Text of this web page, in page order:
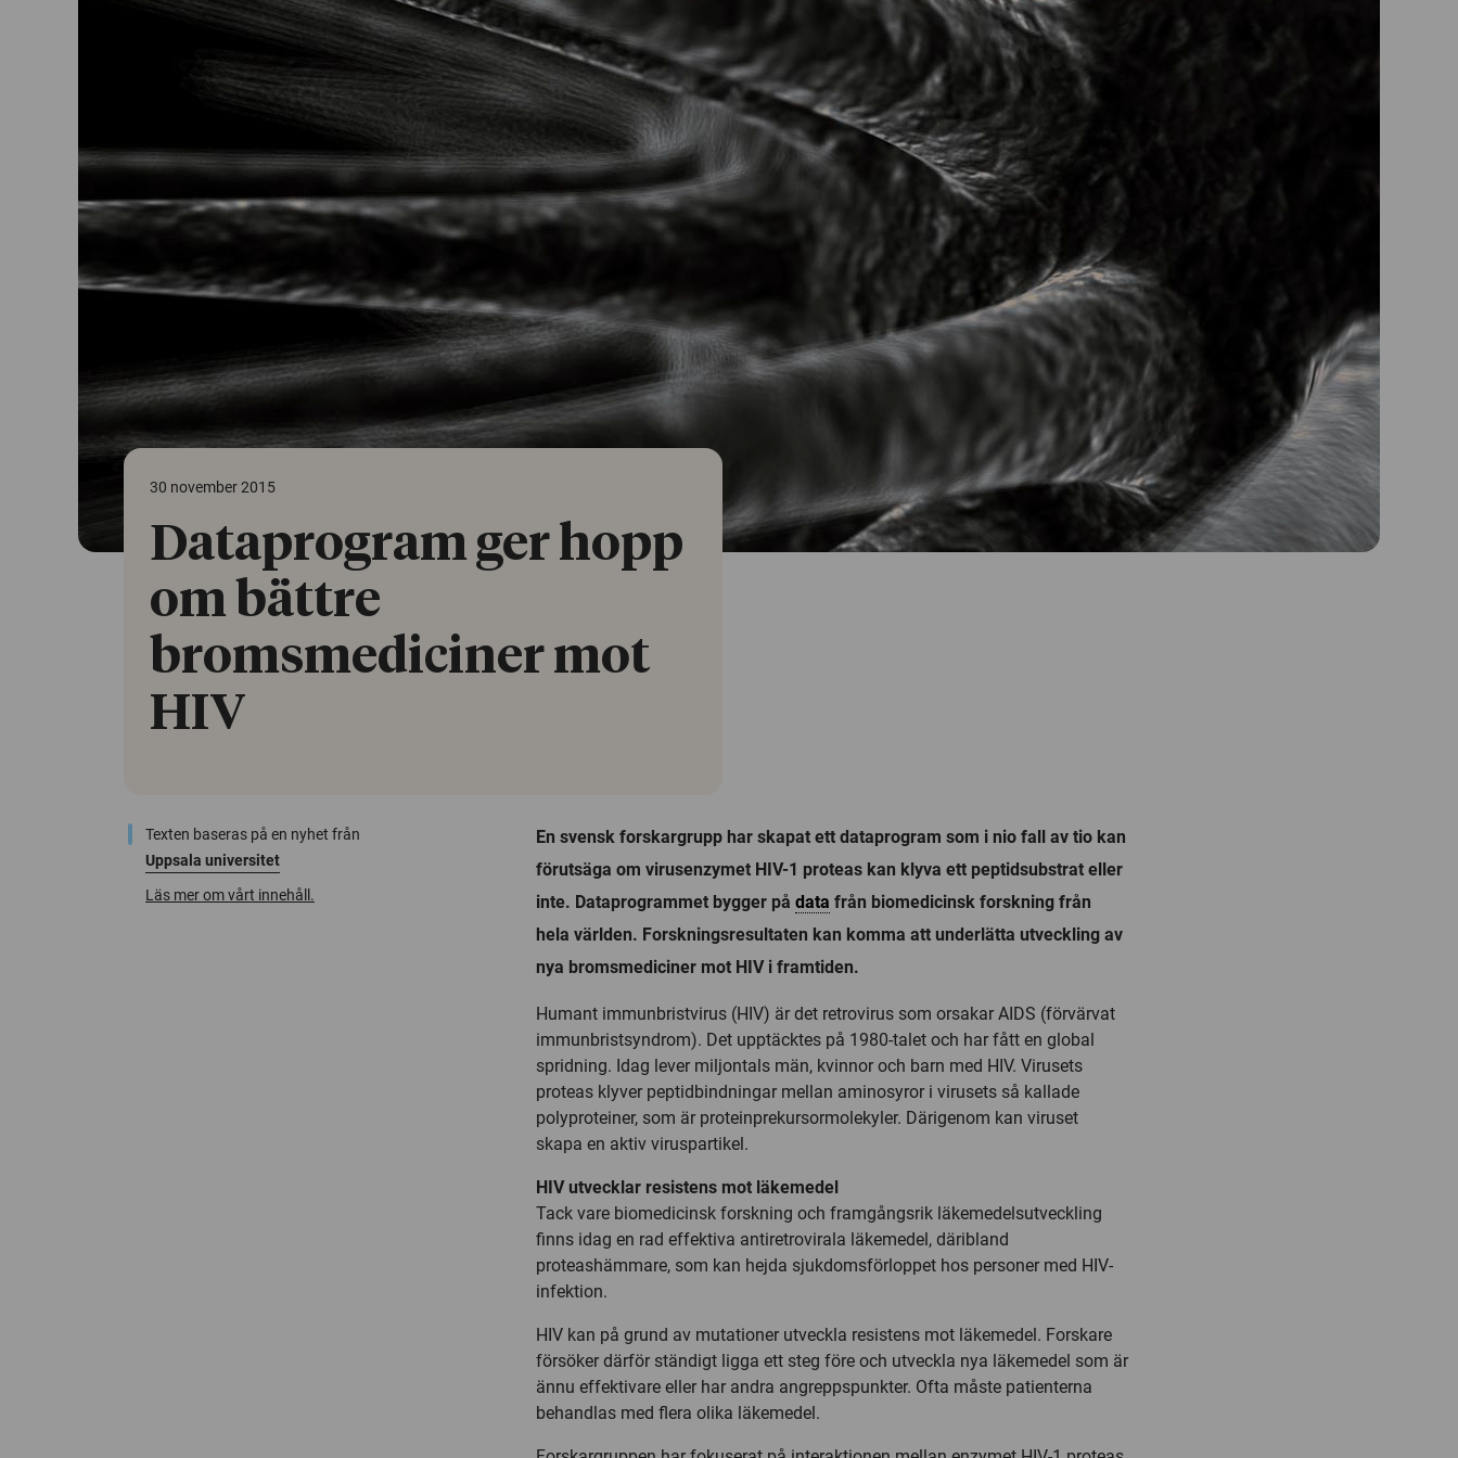
30 november 2015
Dataprogram ger hopp
om bättre
bromsmediciner mot
HIV
Texten baseras på en nyhet från
Uppsala universitet
Läs mer om vårt innehåll.
En svensk forskargrupp har skapat ett dataprogram som i nio fall av tio kan
förutsäga om virusenzymet HIV-1 proteas kan klyva ett peptidsubstrat eller
inte. Dataprogrammet bygger på data från biomedicinsk forskning från
hela världen. Forskningsresultaten kan komma att underlätta utveckling av
nya bromsmediciner mot HIV i framtiden.
Humant immunbristvirus (HIV) är det retrovirus som orsakar AIDS (förvärvat
immunbristsyndrom). Det upptäcktes på 1980-talet och har fått en global
spridning. Idag lever miljontals män, kvinnor och barn med HIV. Virusets
proteas klyver peptidbindningar mellan aminosyror i virusets så kallade
polyproteiner, som är proteinprekursormolekyler. Därigenom kan viruset
skapa en aktiv viruspartikel.
HIV utvecklar resistens mot läkemedel
Tack vare biomedicinsk forskning och framgångsrik läkemedelsutveckling
finns idag en rad effektiva antiretrovirala läkemedel, däribland
proteashämmare, som kan hejda sjukdomsförloppet hos personer med HIV-
infektion.
HIV kan på grund av mutationer utveckla resistens mot läkemedel. Forskare
försöker därför ständigt ligga ett steg före och utveckla nya läkemedel som är
ännu effektivare eller har andra angreppspunkter. Ofta måste patienterna
behandlas med flera olika läkemedel.